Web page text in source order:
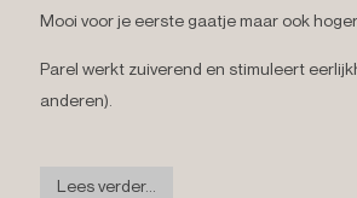
Mooi voor je eerste gaatje maar ook
Parel werkt zuiverend en stimuleert
anderen).
Lees verder...